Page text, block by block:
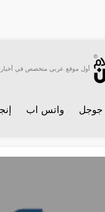
أول موقع عربي متخصص في أخبار
واتس اب